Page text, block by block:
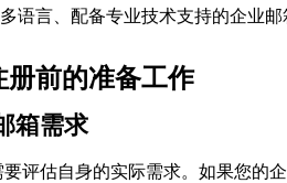
语言、配备专业技术支持的企业
册前的准备工作
箱需求
评估自身的实际需求。如果您的